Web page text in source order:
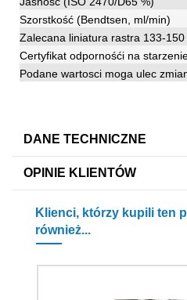
Szorstkość (Bendtsen, ml/min)
Zalecana liniatura rastra 133-150
Certyfikat odpornośći na
Podane wartosci moga ulec
DANE TECHNICZNE
OPINIE KLIENTÓW
Klienci, którzy kupili ten
również...